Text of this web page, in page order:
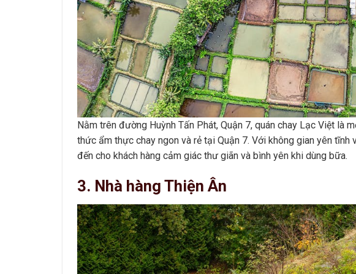
Nằm trên đường Huỳnh Tấn Phát, Quận 7, quán chay Lạc Việt là
thức ẩm thực chay ngon và rẻ tại Quận 7. Với không gian yên
đến cho khách hàng cảm giác thư giãn và bình yên khi dùng bữa.
3. Nhà hàng Thiện Ân